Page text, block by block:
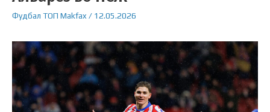
Фудбал ТОП Makfax / 12.05.2026